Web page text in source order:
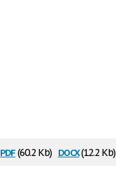
pdf(60.2 Kb) docx(12.2 Kb)